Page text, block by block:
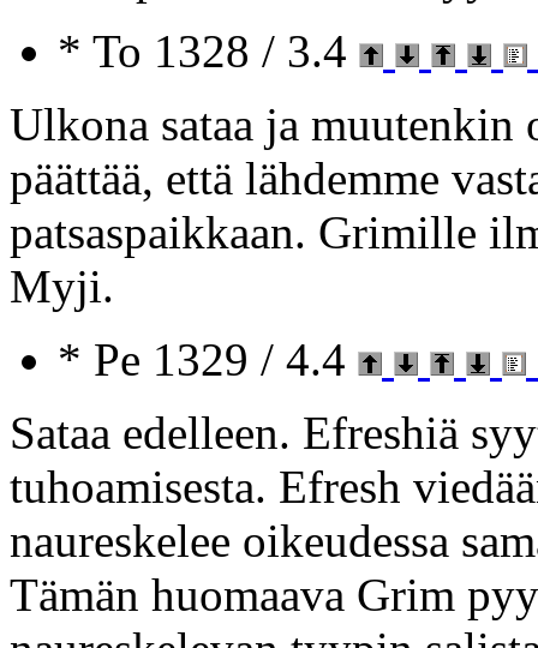
* To 1328 / 3.4
Ulkona sataa ja muutenkin
päättää, että lähdemme
patsaspaikkaan. Grimille
Myji.
* Pe 1329 / 4.4
Sataa edelleen. Efreshiä
tuhoamisesta. Efresh
naureskelee oikeudessa
Tämän huomaava Grim